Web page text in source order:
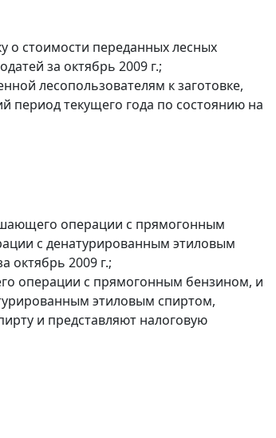
о стоимости переданных лесных
за октябрь 2009 г.;
лесопользователям к заготовке,
период текущего года по состоянию на
операции с прямогонным
с денатурированным этиловым
октябрь 2009 г.;
операции с прямогонным бензином, и
этиловым спиртом,
и представляют налоговую